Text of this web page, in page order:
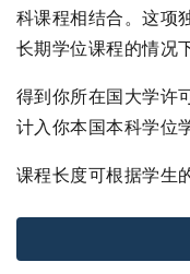
科课程相结合。这项
长期学位课程的情况
得到你所在国大学许
计入你本国本科学位
课程长度可根据学生